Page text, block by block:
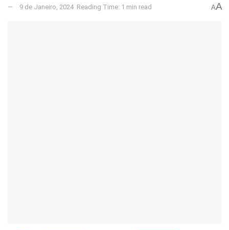
9 de Janeiro, 2024 Reading Time: 1 min read AA